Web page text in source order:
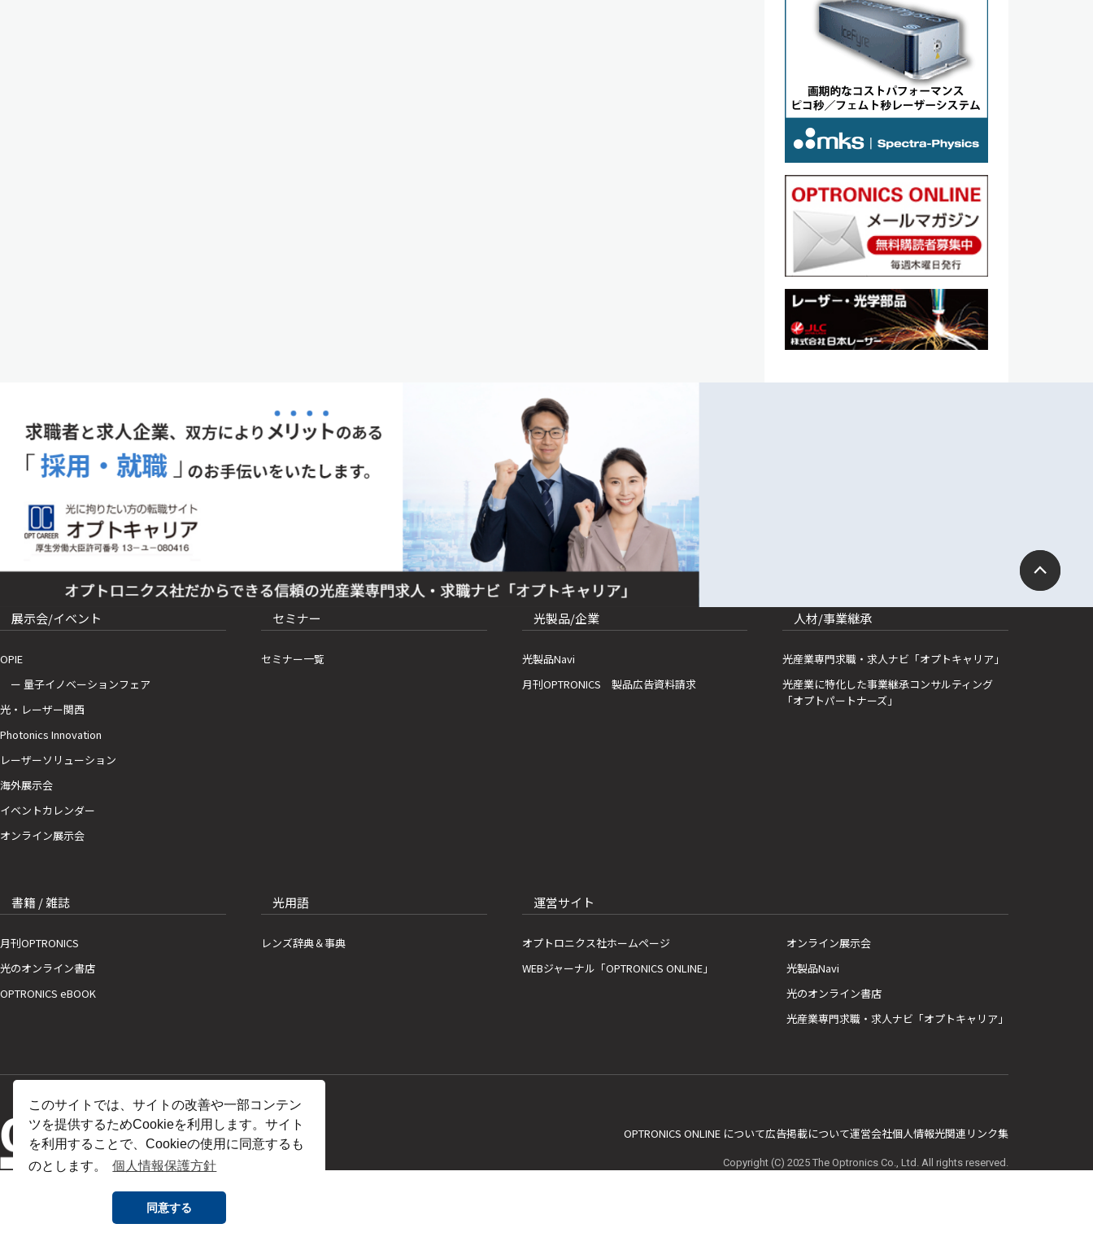
このサイトでは、サイトの改善や一部コンテン
ツを提供するためCookieを利用します。サイト
を利用することで、Cookieの使用に同意するも
のとします。
個人情報保護方針
同意する
展示会/イベント
OPIE
ー 量子イノベーションフェア
光・レーザー関西
Photonics Innovation
レーザーソリューション
海外展示会
イベントカレンダー
オンライン展示会
セミナー
セミナー一覧
光製品/企業
光製品Navi
月刊OPTRONICS 製品広告資料請求
人材/事業継承
光産業専門求職・求人ナビ「オプトキャリア」
光産業に特化した事業継承コンサルティング
「オプトパートナーズ」
書籍 / 雑誌
月刊OPTRONICS
光のオンライン書店
OPTRONICS eBOOK
光用語
レンズ辞典＆事典
運営サイト
オプトロニクス社ホームページ
WEBジャーナル「OPTRONICS ONLINE」
オンライン展示会
光製品Navi
光のオンライン書店
光産業専門求職・求人ナビ「オプトキャリア」
OPTRONICS ONLINE について広告掲載について運営会社個人情報光関連リンク集
Copyright (C) 2025 The Optronics Co., Ltd. All rights reserved.